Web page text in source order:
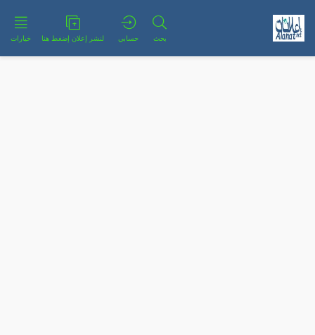
بحث حسابي لنشر إعلان إضغط هنا خيارات